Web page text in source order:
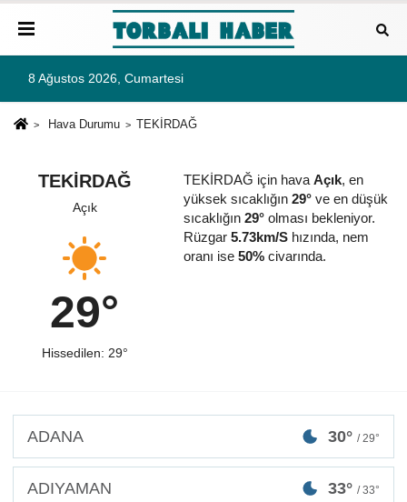
8 Ağustos 2026, Cumartesi
Hava Durumu TEKİRDAĞ
TEKİRDAĞ
Açık
29°
Hissedilen: 29°
TEKİRDAĞ için hava Açık, en
yüksek sıcaklığın 29°ve en düşük
sıcaklığın 29°olması bekleniyor.
Rüzgar 5.73km/Shızında, nem
oranı ise 50%civarında.
ADANA 30° / 29°
ADIYAMAN 33° / 33°